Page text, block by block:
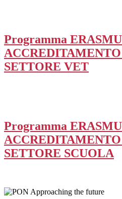
Programma
SETTORE VET
Programma
SETTORE SCUOLA